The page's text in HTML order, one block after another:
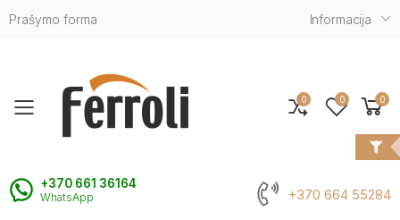
Prašymo forma Informacija
Toggle mobile menu
+370 661 36164
WhatsApp +370 664 55284
0 0 0